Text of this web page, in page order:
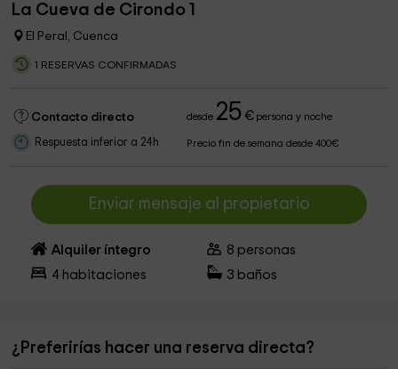
La Cueva de Cirondo 1
El Peral, Cuenca
1 RESERVAS CONFIRMADAS
Contacto directo desde 25 €persona y noche
Respuesta inferior a 24h Precio fin de semana desde 400€
Enviar mensaje al propietario
Alquiler íntegro 8 personas
4 habitaciones 3 baños
¿Preferirías hacer una reserva directa?